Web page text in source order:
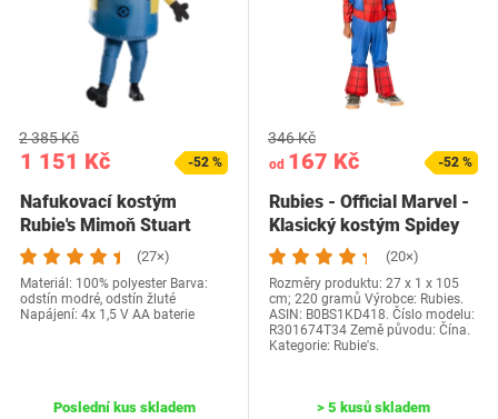
1 151 Kč
2 385 Kč
-52 %
Nafukovací kostým
Rubie's Mimoň Stuart
(27×)
Materiál: 100% polyester Barva:
odstín modré, odstín žluté
Napájení: 4x 1,5 V AA baterie
Poslední kus skladem
od 167 Kč
346 Kč
-52 %
Rubies - Official Marvel -
Klasický kostým Spidey
pro děti…
(20×)
Rozměry produktu: 27 x 1 x 105
cm; 220 gramů Výrobce: Rubies.
ASIN: B0BS1KD418. Číslo modelu:
R301674T34 Země původu: Čína.
Kategorie: Rubie's.
> 5 kusů skladem